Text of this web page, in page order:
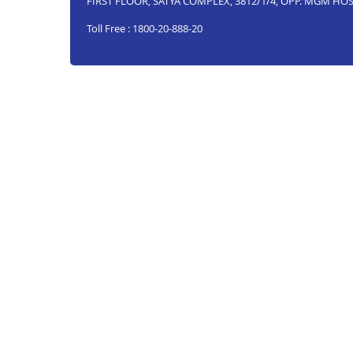
Toll Free : 1800-20-888-20